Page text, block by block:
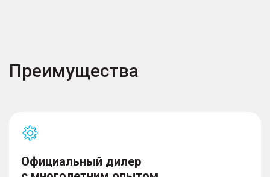
Преимущества
Официальный дилер